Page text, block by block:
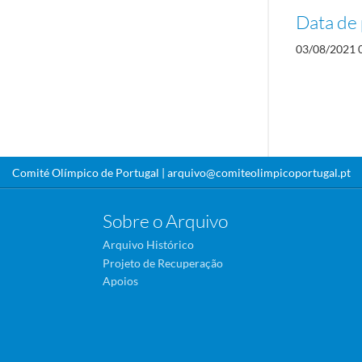
Data de
03/08/2021
Comité Olímpico de Portugal | arquivo@comiteolimpicoportugal.pt
Sobre o Arquivo
Arquivo Histórico
Projeto de Recuperação
Apoios